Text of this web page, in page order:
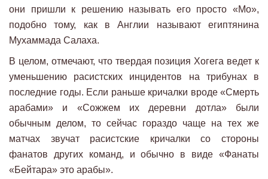
они пришли к решению называть его просто «Мо»,
подобно тому, как в Англии называют египтянина
Мухаммада Салаха.
В целом, отмечают, что твердая позиция Хогега ведет к
уменьшению расистских инцидентов на трибунах в
последние годы. Если раньше кричалки вроде «Смерть
арабами» и «Сожжем их деревни дотла» были
обычным делом, то сейчас гораздо чаще на тех же
матчах звучат расистские кричалки со стороны
фанатов других команд, и обычно в виде «Фанаты
«Бейтара» это арабы».